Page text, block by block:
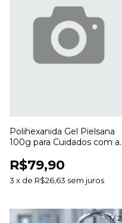
Polihexanida Gel Pielsana
100g para Cuidados com a
R$79,90
3 x de R$26,63 sem juros
1/2